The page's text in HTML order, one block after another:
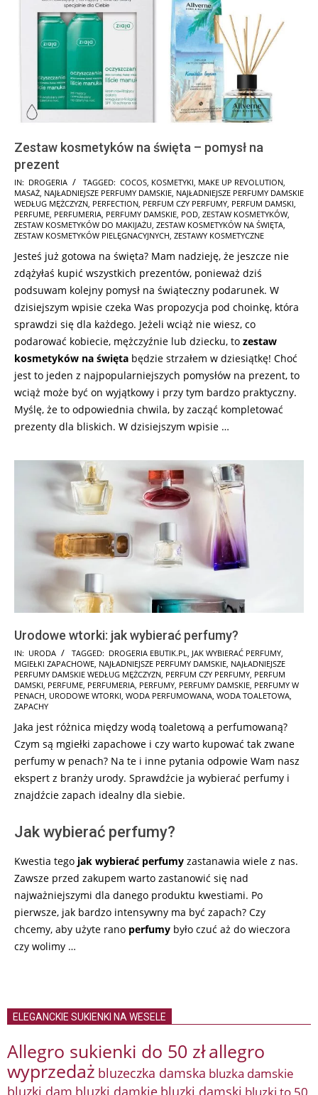
Zestaw kosmetyków na święta – pomysł na
prezent
2024-
11-
13
IN: DROGERIA TAGGED: COCOS KOSMETYKI MAKE UP REVOLUTION
MASAŻ NAJŁADNIEJSZE PERFUMY DAMSKIE NAJŁADNIEJSZE PERFUMY DAMSKIE
WEDŁUG MĘŻCZYZN PERFECTION PERFUM CZY PERFUMY PERFUM DAMSKI
PERFUME PERFUMERIA PERFUMY DAMSKIE POD ZESTAW KOSMETYKÓW
ZESTAW KOSMETYKÓW DO MAKIJAŻU ZESTAW KOSMETYKÓW NA ŚWIĘTA
ZESTAW KOSMETYKÓW PIELĘGNACYJNYCH ZESTAWY KOSMETYCZNE
Jesteś już gotowa na święta? Mam nadzieję, że jeszcze nie
zdążyłaś kupić wszystkich prezentów, ponieważ dziś
podsuwam kolejny pomysł na świąteczny podarunek. W
dzisiejszym wpisie czeka Was propozycja pod choinkę, która
sprawdzi się dla każdego. Jeżeli wciąż nie wiesz, co
podarować kobiecie, mężczyźnie lub dziecku, to zestaw
kosmetyków na święta będzie strzałem w dziesiątkę! Choć
jest to jeden z najpopularniejszych pomysłów na prezent, to
wciąż może być on wyjątkowy i przy tym bardzo praktyczny.
Myślę, że to odpowiednia chwila, by zacząć kompletować
prezenty dla bliskich. W dzisiejszym wpisie …
Urodowe wtorki: jak wybierać perfumy?
2024-
10-
17
IN: URODA TAGGED: DROGERIA EBUTIK.PL JAK WYBIERAĆ PERFUMY
MGIEŁKI ZAPACHOWE NAJŁADNIEJSZE PERFUMY DAMSKIE NAJŁADNIEJSZE
PERFUMY DAMSKIE WEDŁUG MĘŻCZYZN PERFUM CZY PERFUMY PERFUM
DAMSKI PERFUME PERFUMERIA PERFUMY PERFUMY DAMSKIE PERFUMY W
PENACH URODOWE WTORKI WODA PERFUMOWANA WODA TOALETOWA
ZAPACHY
Jaka jest różnica między wodą toaletową a perfumowaną?
Czym są mgiełki zapachowe i czy warto kupować tak zwane
perfumy w penach? Na te i inne pytania odpowie Wam nasz
ekspert z branży urody. Sprawdźcie ja wybierać perfumy i
znajdźcie zapach idealny dla siebie.
Jak wybierać perfumy?
Kwestia tego jak wybierać perfumy zastanawia wiele z nas.
Zawsze przed zakupem warto zastanowić się nad
najważniejszymi dla danego produktu kwestiami. Po
pierwsze, jak bardzo intensywny ma być zapach? Czy
chcemy, aby użyte rano perfumy było czuć aż do wieczora
czy wolimy …
ELEGANCKIE SUKIENKI NA WESELE
Allegro sukienki do 50 złallegro
wyprzedaż bluzeczka damska bluzka damskie
bluzki dam bluzki damkie bluzki damski bluzki to 50